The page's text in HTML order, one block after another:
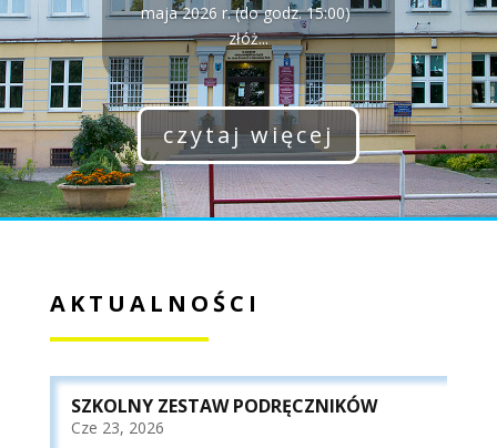
maja 2026 r. (do godz. 15:00)
złóż...
czytaj więcej
AKTUALNOŚCI
SZKOLNY ZESTAW PODRĘCZNIKÓW
Cze 23, 2026